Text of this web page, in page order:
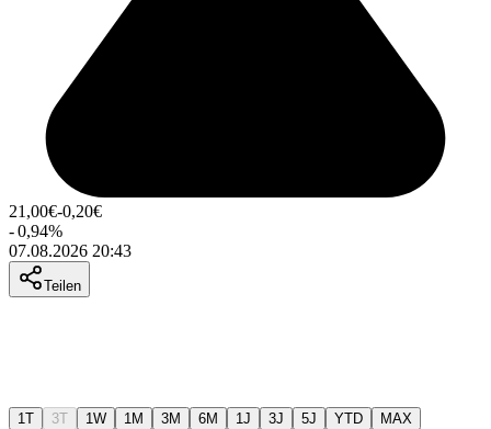
21,00€-0,20€
-0,94%
07.08.2026 20:43
Teilen
1T 3T 1W 1M 3M 6M 1J 3J 5J YTD MAX